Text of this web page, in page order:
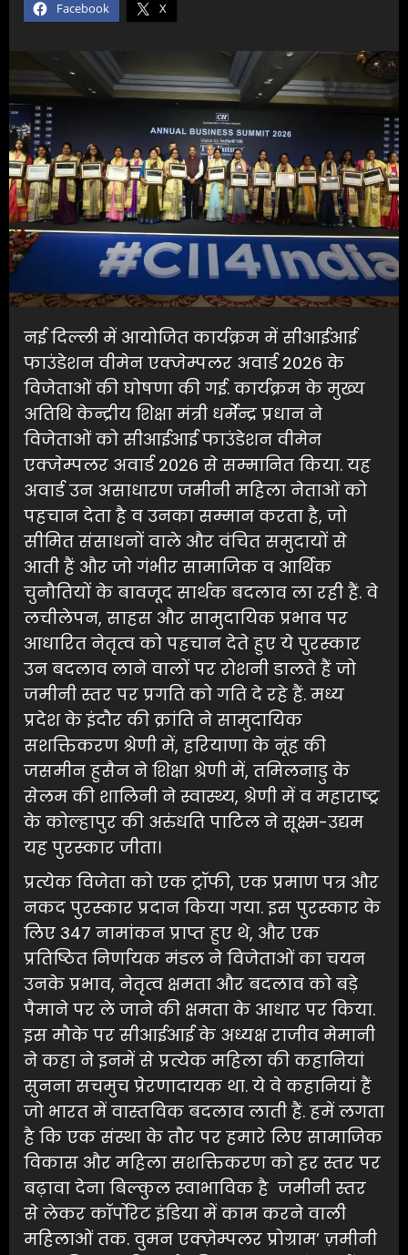
Facebook X
नई दिल्ली में आयोजित कार्यक्रम में सीआईआई
फाउंडेशन वीमेन एक्जेम्पलर अवार्ड 2026 के
विजेताओं की घोषणा की गई. कार्यक्रम के मुख्य
अतिथि केन्द्रीय शिक्षा मंत्री धर्मेन्द्र प्रधान ने
विजेताओं को सीआईआई फाउंडेशन वीमेन
एक्जेम्पलर अवार्ड 2026 से सम्मानित किया. यह
अवार्ड उन असाधारण जमीनी महिला नेताओं को
पहचान देता है व उनका सम्मान करता है, जो
सीमित संसाधनों वाले और वंचित समुदायों से
आती हैं और जो गंभीर सामाजिक व आर्थिक
चुनौतियों के बावजूद सार्थक बदलाव ला रही हैं. वे
लचीलेपन, साहस और सामुदायिक प्रभाव पर
आधारित नेतृत्व को पहचान देते हुए ये पुरस्कार
उन बदलाव लाने वालों पर रोशनी डालते हैं जो
जमीनी स्तर पर प्रगति को गति दे रहे हैं. मध्य
प्रदेश के इंदौर की क्रांति ने सामुदायिक
सशक्तिकरण श्रेणी में, हरियाणा के नूंह की
जसमीन हुसैन ने शिक्षा श्रेणी में, तमिलनाडु के
सेलम की शालिनी ने स्वास्थ्य, श्रेणी में व महाराष्ट्र
के कोल्हापुर की अरुंधति पाटिल ने सूक्ष्म-उद्यम
यह पुरस्कार जीता।
प्रत्येक विजेता को एक ट्रॉफी, एक प्रमाण पत्र और
नकद पुरस्कार प्रदान किया गया. इस पुरस्कार के
लिए 347 नामांकन प्राप्त हुए थे, और एक
प्रतिष्ठित निर्णायक मंडल ने विजेताओं का चयन
उनके प्रभाव, नेतृत्व क्षमता और बदलाव को बड़े
पैमाने पर ले जाने की क्षमता के आधार पर किया.
इस मौके पर सीआईआई के अध्यक्ष राजीव मेमानी
ने कहा ने इनमें से प्रत्येक महिला की कहानियां
सुनना सचमुच प्रेरणादायक था. ये वे कहानियां हैं
जो भारत में वास्तविक बदलाव लाती हैं. हमें लगता
है कि एक संस्था के तौर पर हमारे लिए सामाजिक
विकास और महिला सशक्तिकरण को हर स्तर पर
बढ़ावा देना बिल्कुल स्वाभाविक है जमीनी स्तर
से लेकर कॉर्पोरेट इंडिया में काम करने वाली
महिलाओं तक. वुमन एक्ज़ेम्पलर प्रोग्राम’ ज़मीनी